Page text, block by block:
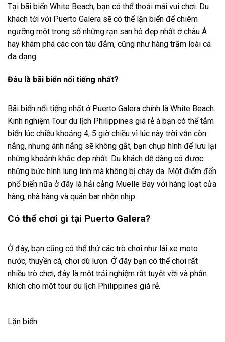
Tại bãi biển White Beach, bạn có thể thoải mái vui chơi. Du
khách tới với Puerto Galera sẽ có thể lặn biển để chiêm
ngưỡng một trong số những rạn san hô đẹp nhất ở châu Á
hay khám phá các con tàu đắm, cũng như hàng trăm loài cá
đa dạng.
Đâu là bãi biển nổi tiếng nhất?
Bãi biển nổi tiếng nhất ở Puerto Galera chính là White Beach.
Kinh nghiệm Tour du lịch Philippines giá rẻ à bạn có thể tắm
biển lúc chiều khoảng 4, 5 giờ chiều vì lúc này trời vẫn còn
nắng, nhưng ánh nắng sẽ không gắt, bạn chụp hình để lưu lại
những khoảnh khắc đẹp nhất. Du khách dễ dàng có được
những bức hình lung linh mà không bị cháy da. Một điểm đến
phổ biến nữa ở đây là hải cảng Muelle Bay với hàng loạt cửa
hàng, nhà hàng và quán bar nhộn nhịp.
Có thể chơi gì tại Puerto Galera?
Ở đây, bạn cũng có thể thử các trò chơi như lái xe moto
nước, thuyền cá, chơi dù lượn. Ở đây bạn có thể chơi rất
nhiều trò chơi, đây là một trải nghiệm rất tuyệt vời và phấn
khích cho một tour du lịch Philippines giá rẻ.
Lặn biển